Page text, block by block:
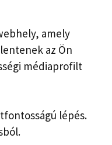
amely
az Ön
médiaprofilt
lépés.